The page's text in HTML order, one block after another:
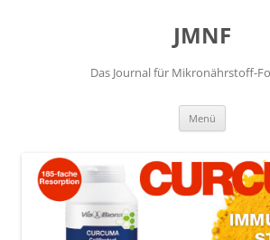
JMNF
Das Journal für Mikronährstoff-
Menü